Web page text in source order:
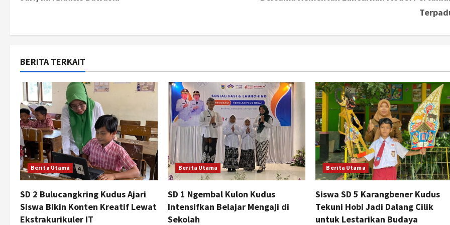
t
n
a
v
i
g
a
t
i
BERITA TERKAIT
Berita Utama
SD 2 Bulucangkring Kudus Ajari
Siswa Bikin Konten Kreatif Lewat
Ekstrakurikuler IT
Berita Utama
SD 1 Ngembal Kulon Kudus
Intensifkan Belajar Mengaji di
Sekolah
Berita Utama
Siswa SD 5 Karangbener Kudus
Tekuni Hobi Jadi Dalang Cilik
untuk Lestarikan Budaya